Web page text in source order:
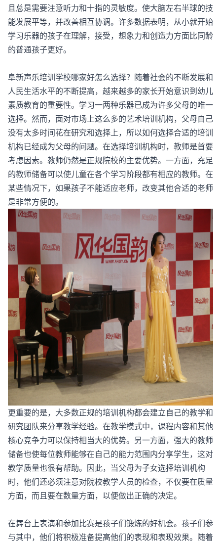
且总是需要注意听力和十指的灵敏度。使大脑左右半球的技
能发展平等，并改善相互协调。许多数据表明，从小就开始
学习乐器的孩子在理解，接受，想象力和创造力方面比同龄
的普通孩子更好。
阜新声乐培训学校哪家好怎么选择？随着社会的不断发展和
人民生活水平的不断提高，越来越多的家长开始意识到幼儿
素质教育的重要性。学习一两种乐器已成为许多父母的唯一
选择。然而，面对市场上这么多的艺术培训机构，父母自己
没有太多时间花在研究和选择上，所以如何选择合适的培训
机构已经成为父母的问题。在选择培训机构时，教师是首要
考虑因素。教师仍然是正规院校的主要优势。一方面，充足
的教师储备可以使儿童在各个学习阶段都有相应的教师。在
某些情况下，如果孩子不能适应老师，改变其他合适的老师
是非常方便的。
更重要的是，大多数正规的培训机构都会建立自己的教学和
研究团队来分享教学经验。在教学模式中，课程内容和其他
核心竞争力可以保持相当大的优势。另一方面，强大的教师
储备也使每位教师能够在自己的能力范围内分享学生，这对
教学质量也很有帮助。因此，当父母为子女选择培训机构
时，他们还必须注意对院校教学人员的检查，不仅要在质量
方面，而且要在数量方面，以便做出正确的决定。
在舞台上表演和参加比赛是孩子们锻炼的好机会。孩子们参
与其中，他们将积极准备提高他们的表现和表现效果。随着